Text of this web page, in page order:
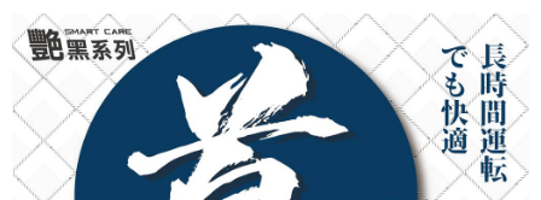
購買商品的店家。未經商家同意取消之訂單仍視為有效，需透過AFTEE先享
後付繳納相關費用。
※ 交易是否成功請以「AFTEE先享後付 」之結帳頁面顯示為準，若有關於
是否繳費成功／繳費後需取消欲退款等相關疑問，請聯繫「AFTEE先享後付
客戶支援中心」
https://netprotections.freshdesk.com/support/home
【注意事項】
１．透過由恩沛科技股份有限公司提供之「AFTEE先享後付」服務完成之交
易，需依本服務之必要範圍內提供個人資料，並將交易相關給付款項請求債
每筆NT$70，滿NT$490(含以上)免運費
付款後萊爾富取貨 (運費70$)
每筆NT$70，滿NT$490(含以上)免運費
7-11取貨付款 (運費70$)
每筆NT$70，滿NT$490(含以上)免運費